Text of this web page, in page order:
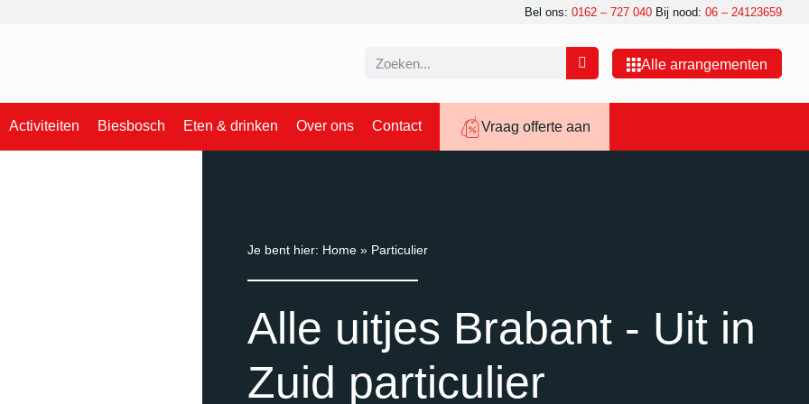
Bel ons: 0162 – 727 040 Bij nood: 06 – 24123659
Alle arrangementen
Activiteiten Biesbosch Eten & drinken Over ons Contact Vraag offerte aan
Je bent hier: Home » Particulier
Alle uitjes Brabant - Uit in
Zuid particulier